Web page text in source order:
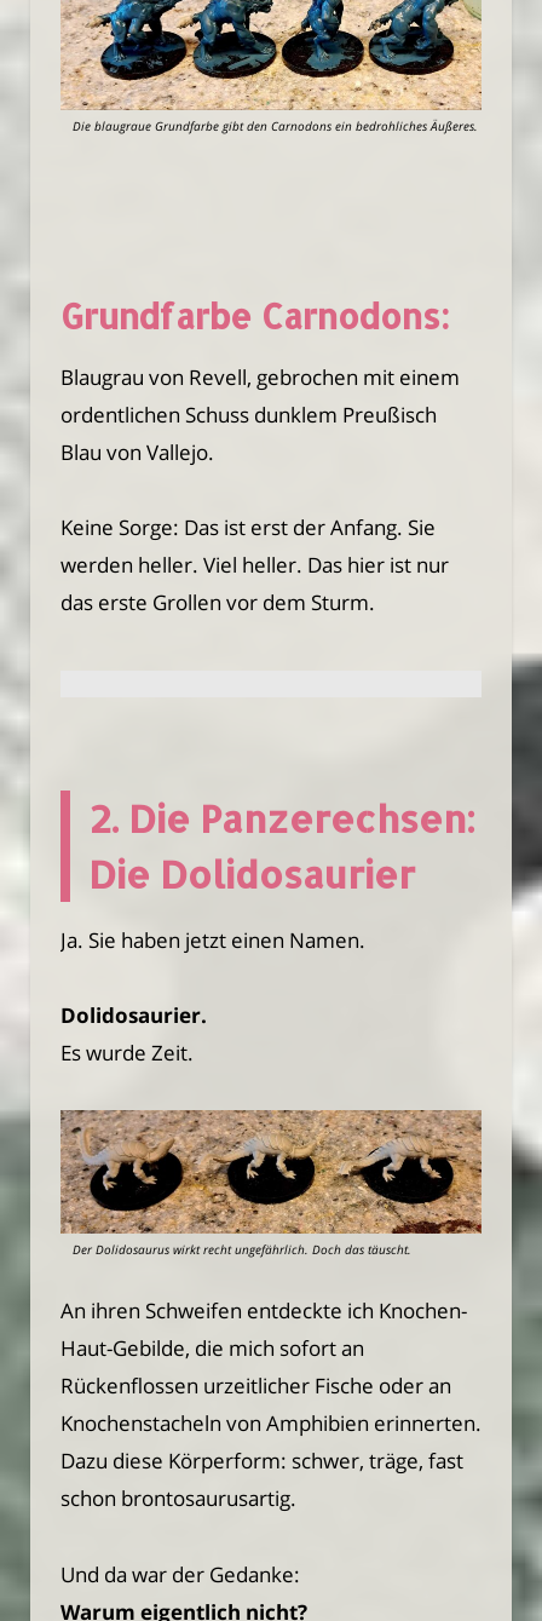
Die blaugraue Grundfarbe gibt den Carnodons ein bedrohliches Äußeres.
Grundfarbe Carnodons:
Blaugrau von Revell, gebrochen mit einem
ordentlichen Schuss dunklem Preußisch
Blau von Vallejo.
Keine Sorge: Das ist erst der Anfang. Sie
werden heller. Viel heller. Das hier ist nur
das erste Grollen vor dem Sturm.
2. Die Panzerechsen:
Die Dolidosaurier
Ja. Sie haben jetzt einen Namen.
Dolidosaurier.
Es wurde Zeit.
Der Dolidosaurus wirkt recht ungefährlich. Doch das täuscht.
An ihren Schweifen entdeckte ich Knochen-
Haut-Gebilde, die mich sofort an
Rückenflossen urzeitlicher Fische oder an
Knochenstacheln von Amphibien erinnerten.
Dazu diese Körperform: schwer, träge, fast
schon brontosaurusartig.
Und da war der Gedanke:
Warum eigentlich nicht?